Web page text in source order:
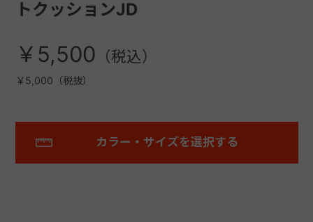
トクッションJD
￥5,500
￥5,000（税抜）
カラー・サイズを選択する